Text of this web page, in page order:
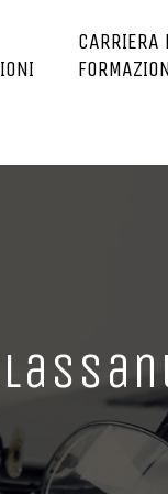
CARRIERA